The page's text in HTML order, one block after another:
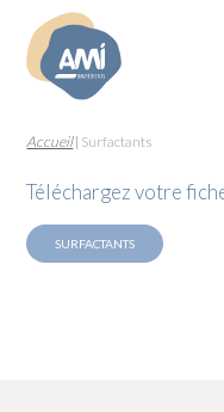
Accueil| Surfactants
Téléchargez votre
SURFACTANTS